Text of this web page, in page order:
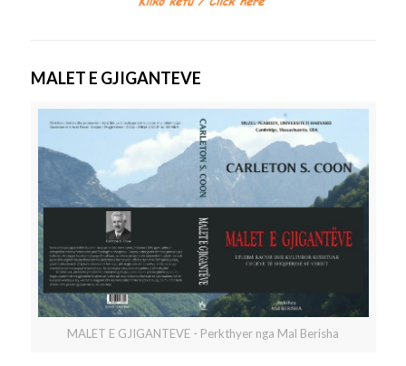
MALET E GJIGANTEVE
MALET E GJIGANTEVE - Perkthyer nga Mal Berisha